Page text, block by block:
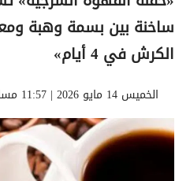
ساخنة بين بسمة وهبة
الكرش في 4 أيام»
الخميس 14 مايو 2026 | 11:57 مساءً